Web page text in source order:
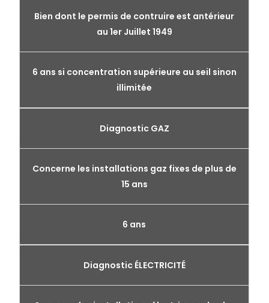
Bien dont le permis de contruire est antérieur
au 1er Juillet 1949
6 ans si concentration supérieure au seil sinon
illimitée
Diagnostic GAZ
Concerne les installations gaz fixes de plus de
15 ans
6 ans
Diagnostic ÉLECTRICITÉ